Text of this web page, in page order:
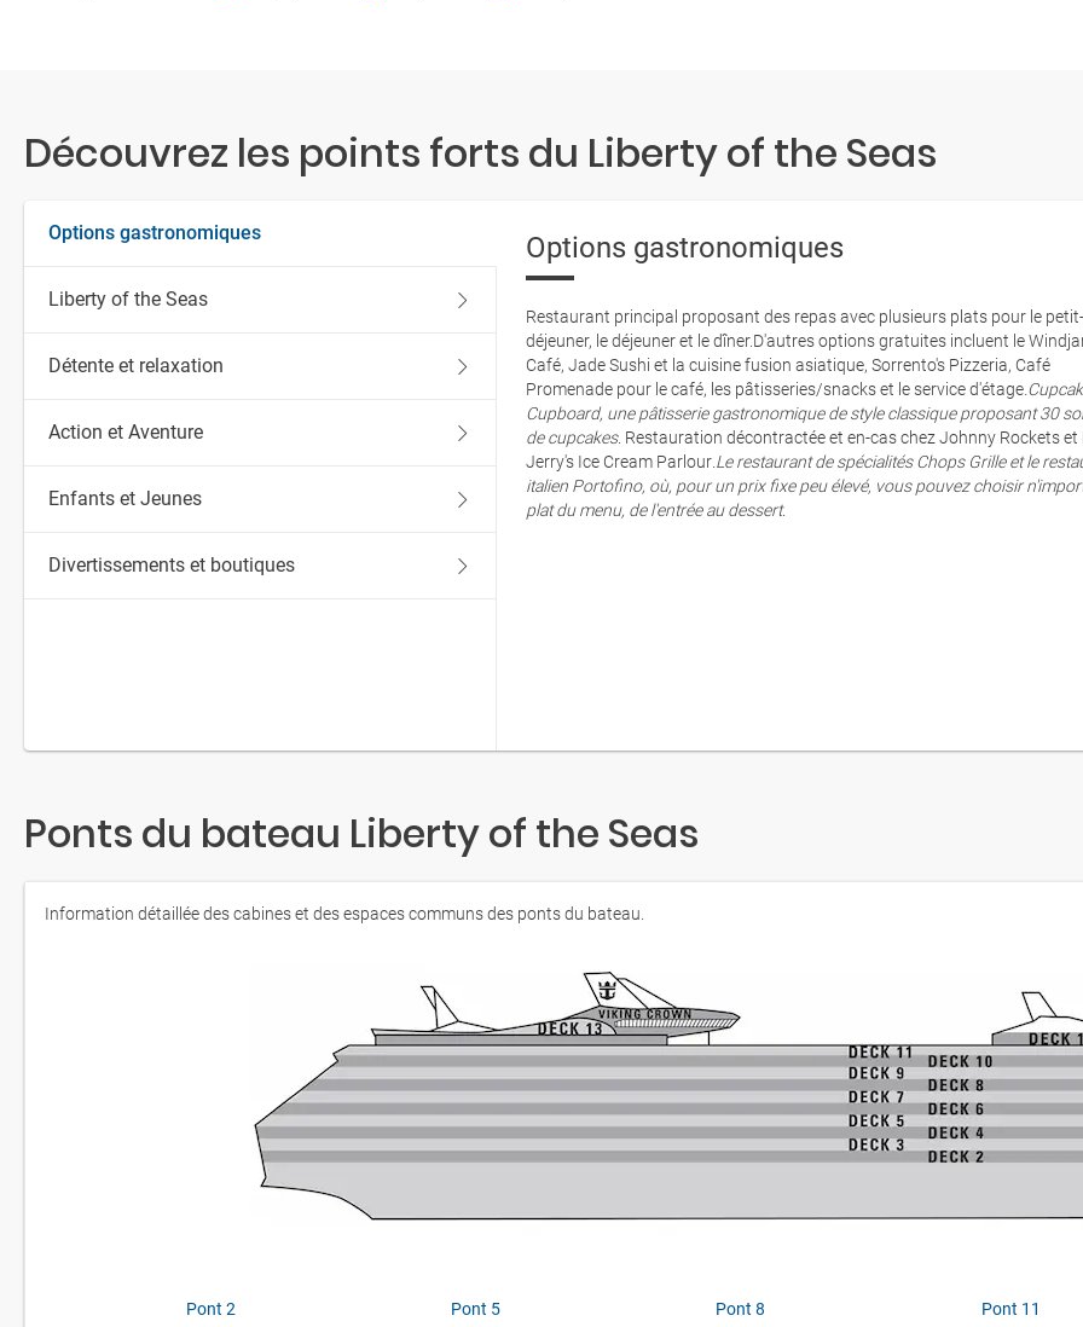
Découvrez les points forts du Liberty of the Seas
Options gastronomiques
Liberty of the Seas
Détente et relaxation
Action et Aventure
Enfants et Jeunes
Divertissements et boutiques
Options gastronomiques
Restaurant principal proposant des repas avec plusieurs plats pour le petit-
déjeuner, le déjeuner et le dîner.D'autres options gratuites incluent le
Café, Jade Sushi et la cuisine fusion asiatique, Sorrento's Pizzeria, Café
Promenade pour le café, les pâtisseries/snacks et le service d'étage
Cupboard, une pâtisserie gastronomique de style classique proposant 30
de cupcakes. Restauration décontractée et en-cas chez Johnny Rockets et
Jerry's Ice Cream Parlour .Le restaurant de spécialités Chops Grille et le
italien Portofino, où, pour un prix fixe peu élevé, vous pouvez choisir
plat du menu, de l'entrée au dessert.
Ponts du bateau Liberty of the Seas
Information détaillée des cabines et des espaces communs des ponts du bateau.
Pont 2 Pont 5 Pont 8 Pont 11